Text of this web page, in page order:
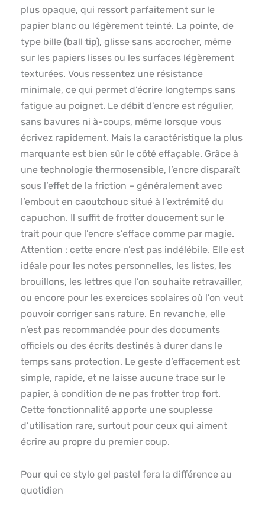
plus opaque, qui ressort parfaitement sur le
papier blanc ou légèrement teinté. La pointe, de
type bille (ball tip), glisse sans accrocher, même
sur les papiers lisses ou les surfaces légèrement
texturées. Vous ressentez une résistance
minimale, ce qui permet d’écrire longtemps sans
fatigue au poignet. Le débit d’encre est régulier,
sans bavures ni à-coups, même lorsque vous
écrivez rapidement. Mais la caractéristique la plus
marquante est bien sûr le côté effaçable. Grâce à
une technologie thermosensible, l’encre disparaît
sous l’effet de la friction – généralement avec
l’embout en caoutchouc situé à l’extrémité du
capuchon. Il suffit de frotter doucement sur le
trait pour que l’encre s’efface comme par magie.
Attention : cette encre n’est pas indélébile. Elle est
idéale pour les notes personnelles, les listes, les
brouillons, les lettres que l’on souhaite retravailler,
ou encore pour les exercices scolaires où l’on veut
pouvoir corriger sans rature. En revanche, elle
n’est pas recommandée pour des documents
officiels ou des écrits destinés à durer dans le
temps sans protection. Le geste d’effacement est
simple, rapide, et ne laisse aucune trace sur le
papier, à condition de ne pas frotter trop fort.
Cette fonctionnalité apporte une souplesse
d’utilisation rare, surtout pour ceux qui aiment
écrire au propre du premier coup.
Pour qui ce stylo gel pastel fera la différence au
quotidien